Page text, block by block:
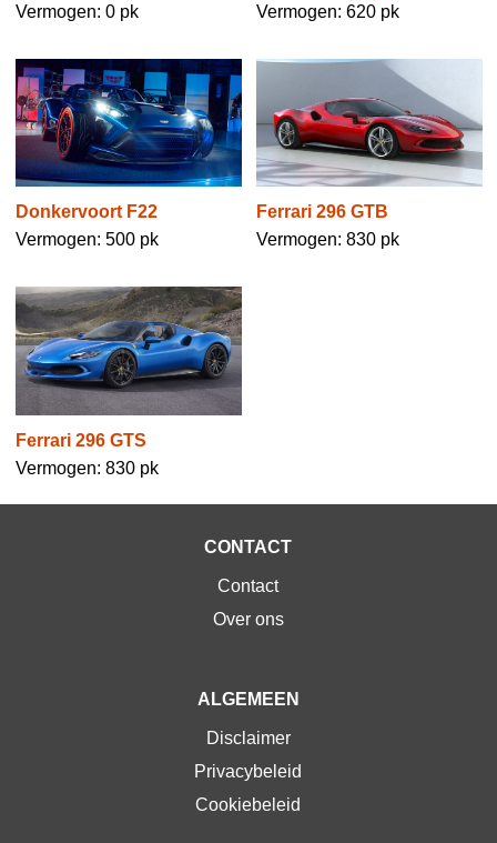
Vermogen: 0 pk
Vermogen: 620 pk
Donkervoort F22
Vermogen: 500 pk
Ferrari 296 GTB
Vermogen: 830 pk
Ferrari 296 GTS
Vermogen: 830 pk
CONTACT
Contact
Over ons
ALGEMEEN
Disclaimer
Privacybeleid
Cookiebeleid